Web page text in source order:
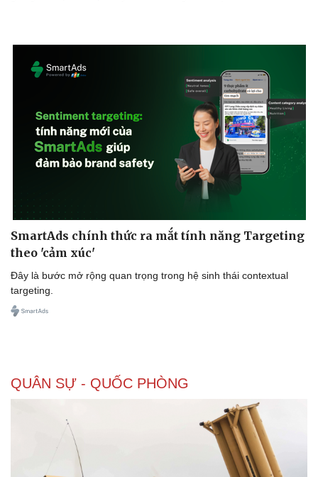
SmartAds chính thức ra mắt tính năng Targeting
theo 'cảm xúc'
Đây là bước mở rộng quan trọng trong hệ sinh thái contextual
targeting.
QUÂN SỰ - QUỐC PHÒNG